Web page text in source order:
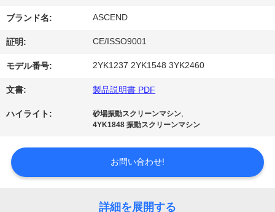
行
質
私
ブランド名: ASCEND
証明: CE/ISSO9001
モデル番号: 2YK1237 2YK1548 3YK2460
文書: 製品説明書 PDF
ハイライト: 砂場振動スクリーンマシン,
4YK1848 振動スクリーンマシン
お問い合わせ!
詳細を展開する